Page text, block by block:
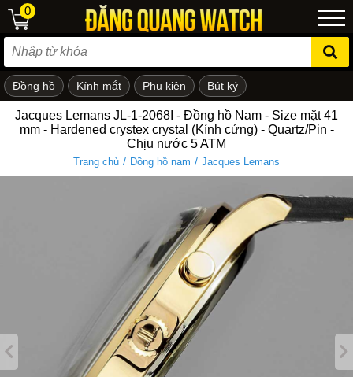
em
0
Đồng hồ Kính mắt Phụ kiện Bút ký
Jacques Lemans JL-1-2068I - Đồng hồ Nam - Size mặt 41
mm - Hardened crystex crystal (Kính cứng) - Quartz/Pin -
Chịu nước 5 ATM
Trang chủ / Đồng hồ nam / Jacques Lemans